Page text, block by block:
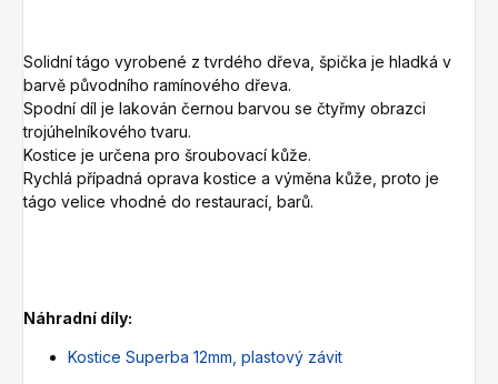
Solidní tágo vyrobené z tvrdého dřeva, špička je hladká v
barvě původního ramínového dřeva.
Spodní díl je lakován černou barvou se čtyřmy obrazci
trojúhelníkového tvaru.
Kostice je určena pro šroubovací kůže.
Rychlá případná oprava kostice a výměna kůže, proto je
tágo velice vhodné do restaurací, barů.
Náhradní díly:
Kostice Superba 12mm, plastový závit